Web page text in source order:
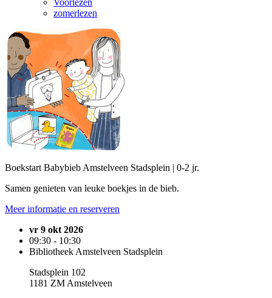
Voorlezen
zomerlezen
Boekstart Babybieb Amstelveen Stadsplein | 0-2 jr.
Samen genieten van leuke boekjes in de bieb.
Meer informatie en reserveren
vr 9 okt 2026
09:30 - 10:30
Bibliotheek Amstelveen Stadsplein
Stadsplein 102
1181 ZM Amstelveen